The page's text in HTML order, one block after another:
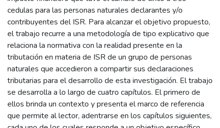
cedulas para las personas naturales declarantes y/o
contribuyentes del ISR. Para alcanzar el objetivo propuesto,
el trabajo recurre a una metodología de tipo explicativo que
relaciona la normativa con la realidad presente en la
tributación en materia de ISR de un grupo de personas
naturales que accedieron a compartir sus declaraciones
tributarias para el desarrollo de esta investigación. El trabajo
se desarrolla a lo largo de cuatro capítulos. El primero de
ellos brinda un contexto y presenta el marco de referencia
que permite al lector, adentrarse en los capítulos siguientes,